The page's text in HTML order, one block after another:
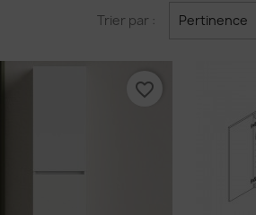
Trier par : Pertinence
favorite_border